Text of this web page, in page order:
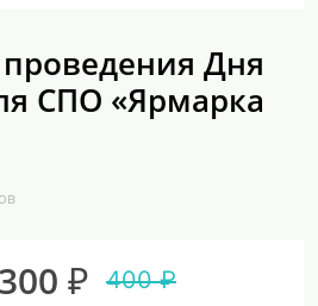
Дня
СПО «Ярмарка
300 ₽ 400 ₽